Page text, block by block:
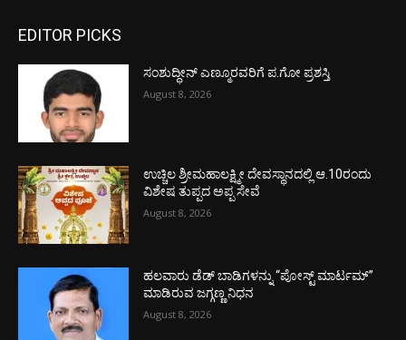
EDITOR PICKS
ಸಂಶುದ್ಧೀನ್ ಎಣ್ಮೂರವರಿಗೆ ಪ.ಗೋ ಪ್ರಶಸ್ತಿ
August 8, 2026
ಉಚ್ಚಿಲ ಶ್ರೀಮಹಾಲಕ್ಷ್ಮೀ ದೇವಸ್ಥಾನದಲ್ಲಿ ಆ.10ರಂದು
ವಿಶೇಷ ತುಪ್ಪದ ಅಪ್ಪ ಸೇವೆ
August 8, 2026
ಹಲವಾರು ಡೆಡ್ ಬಾಡಿಗಳನ್ನು “ಪೋಸ್ಟ್ ಮಾರ್ಟಮ್”
ಮಾಡಿರುವ ಜಗ್ಗಣ್ಣ ನಿಧನ
August 8, 2026